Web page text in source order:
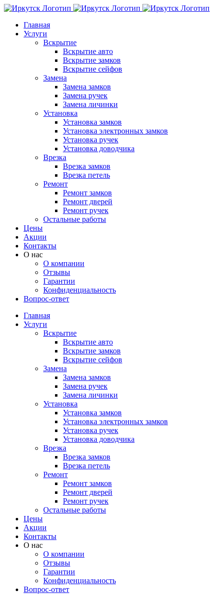
Skip
contentГлавная
Услуги
Вскрытие
Вскрытие авто
Вскрытие замков
Вскрытие сейфов
Замена
Замена замков
Замена ручек
Замена личинки
Установка
Установка замков
Установка электронных замков
Установка ручек
Установка доводчика
Врезка
Врезка замков
Врезка петель
Ремонт
Ремонт замков
Ремонт дверей
Ремонт ручек
Остальные работы
Цены
Акции
Контакты
О нас
О компании
Отзывы
Гарантии
Конфиденциальность
Вопрос-ответ
Главная
Услуги
Вскрытие
Вскрытие авто
Вскрытие замков
Вскрытие сейфов
Замена
Замена замков
Замена ручек
Замена личинки
Установка
Установка замков
Установка электронных замков
Установка ручек
Установка доводчика
Врезка
Врезка замков
Врезка петель
Ремонт
Ремонт замков
Ремонт дверей
Ремонт ручек
Остальные работы
Цены
Акции
Контакты
О нас
О компании
Отзывы
Гарантии
Конфиденциальность
Вопрос-ответ